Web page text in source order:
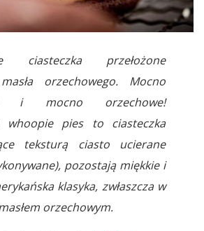
ciasteczka przełożone
orzechowego. Mocno
i mocno orzechowe!
whoopie pies to ciasteczka
teksturą ciasto ucierane
pozostają miękkie i
klasyka, zwłaszcza w
orzechowym.